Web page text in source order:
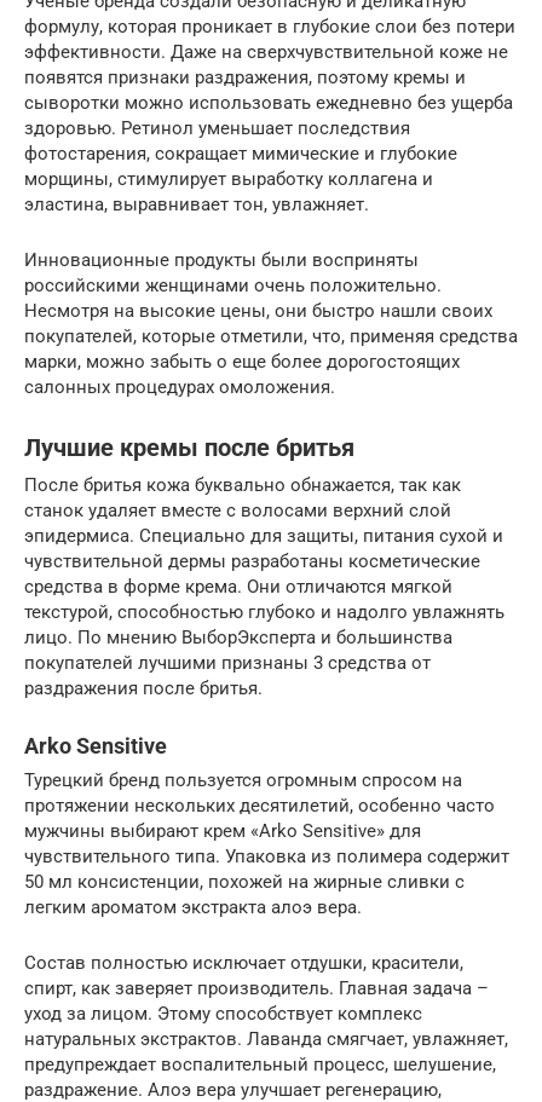
формулу, которая проникает в глубокие слои без потери
эффективности. Даже на сверхчувствительной коже не
появятся признаки раздражения, поэтому кремы и
сыворотки можно использовать ежедневно без ущерба
здоровью. Ретинол уменьшает последствия
фотостарения, сокращает мимические и глубокие
морщины, стимулирует выработку коллагена и
эластина, выравнивает тон, увлажняет.
Инновационные продукты были восприняты
российскими женщинами очень положительно.
Несмотря на высокие цены, они быстро нашли своих
покупателей, которые отметили, что, применяя средства
марки, можно забыть о еще более дорогостоящих
салонных процедурах омоложения.
Лучшие кремы после бритья
После бритья кожа буквально обнажается, так как
станок удаляет вместе с волосами верхний слой
эпидермиса. Специально для защиты, питания сухой и
чувствительной дермы разработаны косметические
средства в форме крема. Они отличаются мягкой
текстурой, способностью глубоко и надолго увлажнять
лицо. По мнению ВыборЭксперта и большинства
покупателей лучшими признаны 3 средства от
раздражения после бритья.
Arko Sensitive
Турецкий бренд пользуется огромным спросом на
протяжении нескольких десятилетий, особенно часто
мужчины выбирают крем «Arko Sensitive» для
чувствительного типа. Упаковка из полимера содержит
50 мл консистенции, похожей на жирные сливки с
легким ароматом экстракта алоэ вера.
Состав полностью исключает отдушки, красители,
спирт, как заверяет производитель. Главная задача –
уход за лицом. Этому способствует комплекс
натуральных экстрактов. Лаванда смягчает, увлажняет,
предупреждает воспалительный процесс, шелушение,
раздражение. Алоэ вера улучшает регенерацию,